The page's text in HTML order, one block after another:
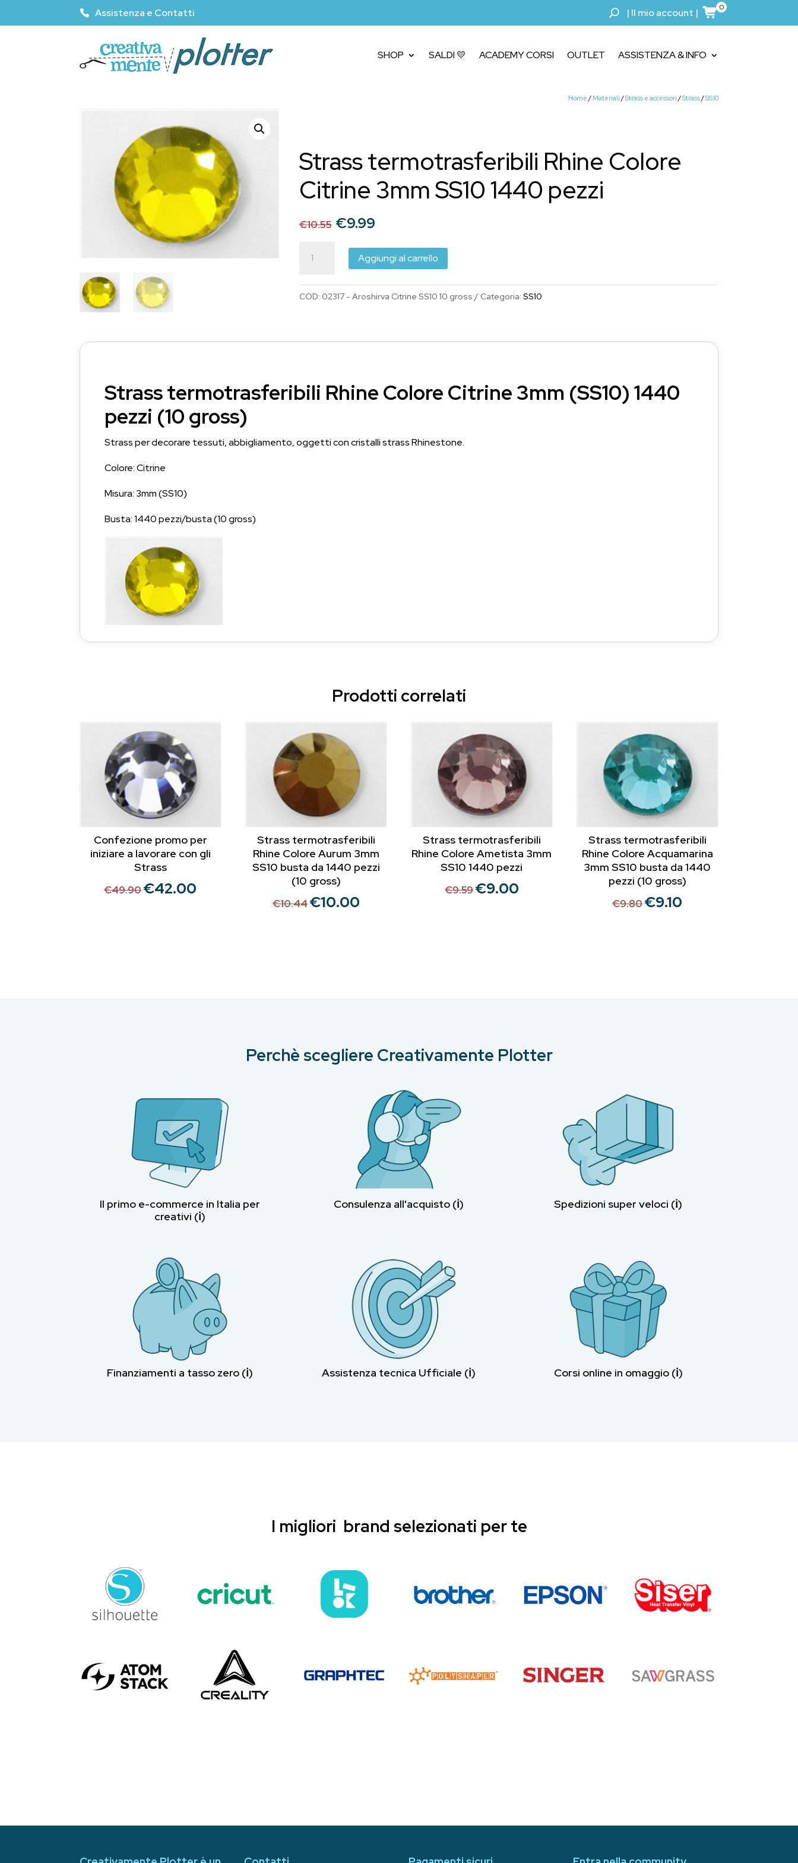
Assistenza e Contatti | Il mio account | 0
SHOP SALDI 💛 ACADEMY CORSI OUTLET ASSISTENZA & INFO
Home / Materiali /Strass e accessori /Strass/SS10
Strass termotrasferibili Rhine Colore
Citrine 3mm SS10 1440 pezzi
€10.55 Il
originale
era:
€10.55.
€9.99Il
attuale
è:
€9.99.
termotrasferibili
Rhine
Colore
SS10
quantità
Aggiungi al carrello
COD: 02317 - Aroshirva Citrine SS10 10 gross Categoria: SS10
Strass termotrasferibili Rhine Colore Citrine 3mm (SS10) 1440
pezzi (10 gross)
Strass per decorare tessuti, abbigliamento, oggetti con cristalli strass Rhinestone.
Colore: Citrine
Misura: 3mm (SS10)
Busta: 1440 pezzi/busta (10 gross)
Prodotti correlati
Confezione promo per
iniziare a lavorare con gli
Strass
€49.90Il
€42.00
Strass termotrasferibili
Rhine Colore Aurum 3mm
SS10 busta da 1440 pezzi
(10 gross)
€10.44 Il
€10.00Il
Strass termotrasferibili
Rhine Colore Ametista 3mm
SS10 1440 pezzi
€9.59 Il
€9.00Il
Strass termotrasferibili
Rhine Colore Acquamarina
3mm SS10 busta da 1440
pezzi (10 gross)
€9.80Il
€9.10
Perchè scegliere Creativamente Plotter
Il primo e-commerce in Italia per
creativi (ℹ︎)
Consulenza all'acquisto (ℹ︎) Spedizioni super veloci (ℹ︎)
Finanziamenti a tasso zero (ℹ︎) Assistenza tecnica Ufficiale (ℹ︎) Corsi online in omaggio (ℹ︎)
I migliori brand selezionati per te